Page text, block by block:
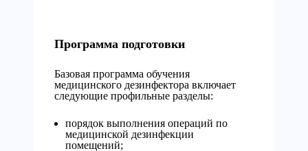
Программа подготовки
Базовая программа обучения
медицинского дезинфектора включает
следующие профильные разделы:
порядок выполнения операций по
медицинской дезинфекции
помещений;